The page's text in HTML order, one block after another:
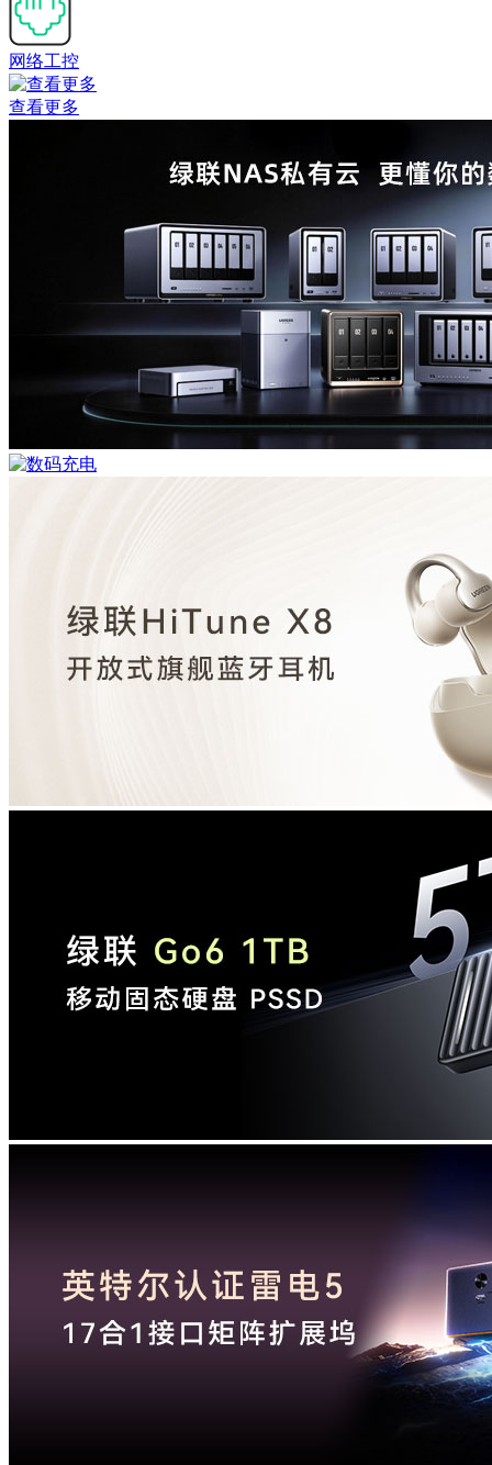
网络工控
查看更多